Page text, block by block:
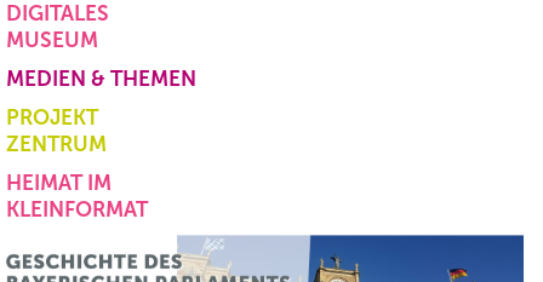
DIGITALES
MUSEUM
MEDIEN & THEMEN
PROJEKT
ZENTRUM
HEIMAT IM
KLEINFORMAT